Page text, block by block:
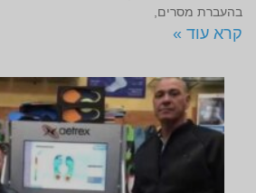
בהעברת מסרים,
קרא עוד »